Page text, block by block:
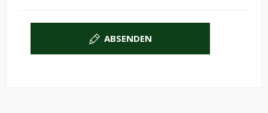
ABSENDEN